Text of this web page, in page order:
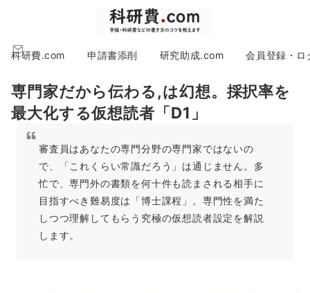
科研費.com 申請書添削 研究助成.com 会員登録・ロ
専門家だから伝わる,は幻想。採択率を
最大化する仮想読者「D1」
審査員はあなたの専門分野の専門家ではないの
で、「これくらい常識だろう」は通じません。多
忙で、専門外の書類を何十件も読まされる相手に
目指すべき難易度は「博士課程」。専門性を満た
しつつ理解してもらう究極の仮想読者設定を解説
します。